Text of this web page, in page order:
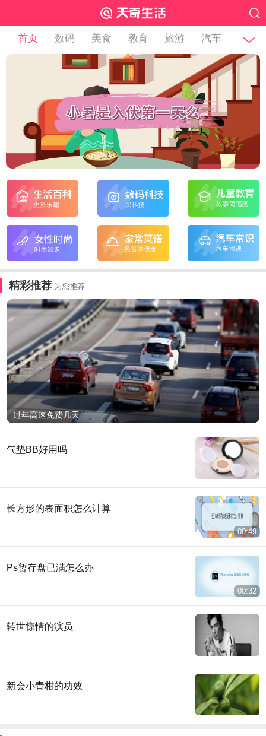
首页 数码 美食 教育 旅游 汽车
精彩推荐 为您推荐
过年高速免费几天
气垫BB好用吗
长方形的表面积怎么计算
00:49
Ps暂存盘已满怎么办
00:32
转世惊情的演员
新会小青柑的功效